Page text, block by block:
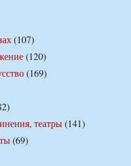
(107)
(120)
(169)
театры(141)
(69)